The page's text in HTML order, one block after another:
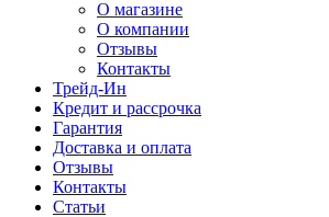
О магазине
О компании
Отзывы
Контакты
Трейд-Ин
Кредит и рассрочка
Гарантия
Доставка и оплата
Отзывы
Контакты
Статьи